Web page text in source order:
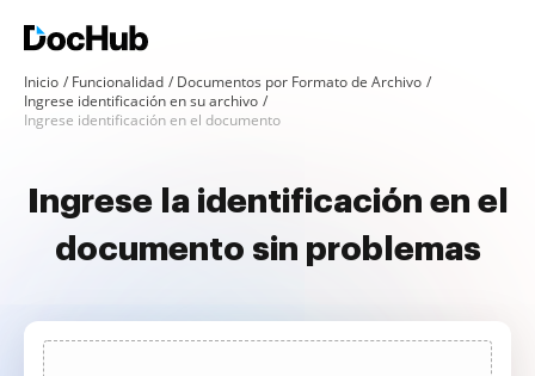
Inicio Funcionalidad
Documentos por Formato de Archivo
Ingrese identificación en su archivo
Ingrese identificación en el documento
Ingrese la identificación en el
documento sin problemas